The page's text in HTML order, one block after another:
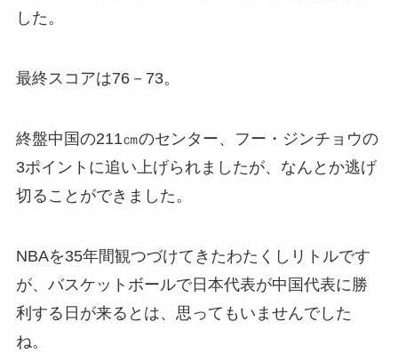
した。
最終スコアは76－73。
終盤中国の211㎝のセンター、フー・ジンチョウの
3ポイントに追い上げられましたが、なんとか逃げ
切ることができました。
NBAを35年間観つづけてきたわたくしリトルです
が、バスケットボールで日本代表が中国代表に勝
利する日が来るとは、思ってもいませんでした
ね。